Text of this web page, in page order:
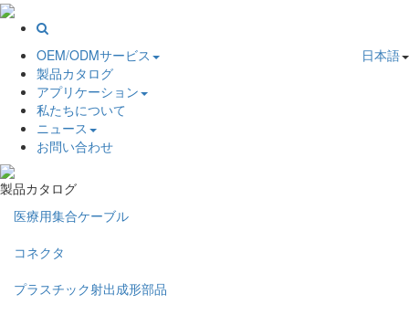
日本語
OEM/ODMサービス
製品カタログ
アプリケーション
私たちについて
ニュース
お問い合わせ
製品カタログ
医療用集合ケーブル
コネクタ
プラスチック射出成形部品